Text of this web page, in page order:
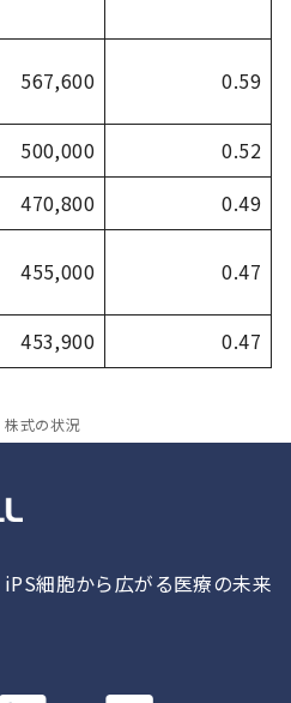
567,600 0.59
500,000
0.52
470,800
0.49
455,000 0.47
453,900 0.47
株式の状況
iPS細胞から広がる医療の未来